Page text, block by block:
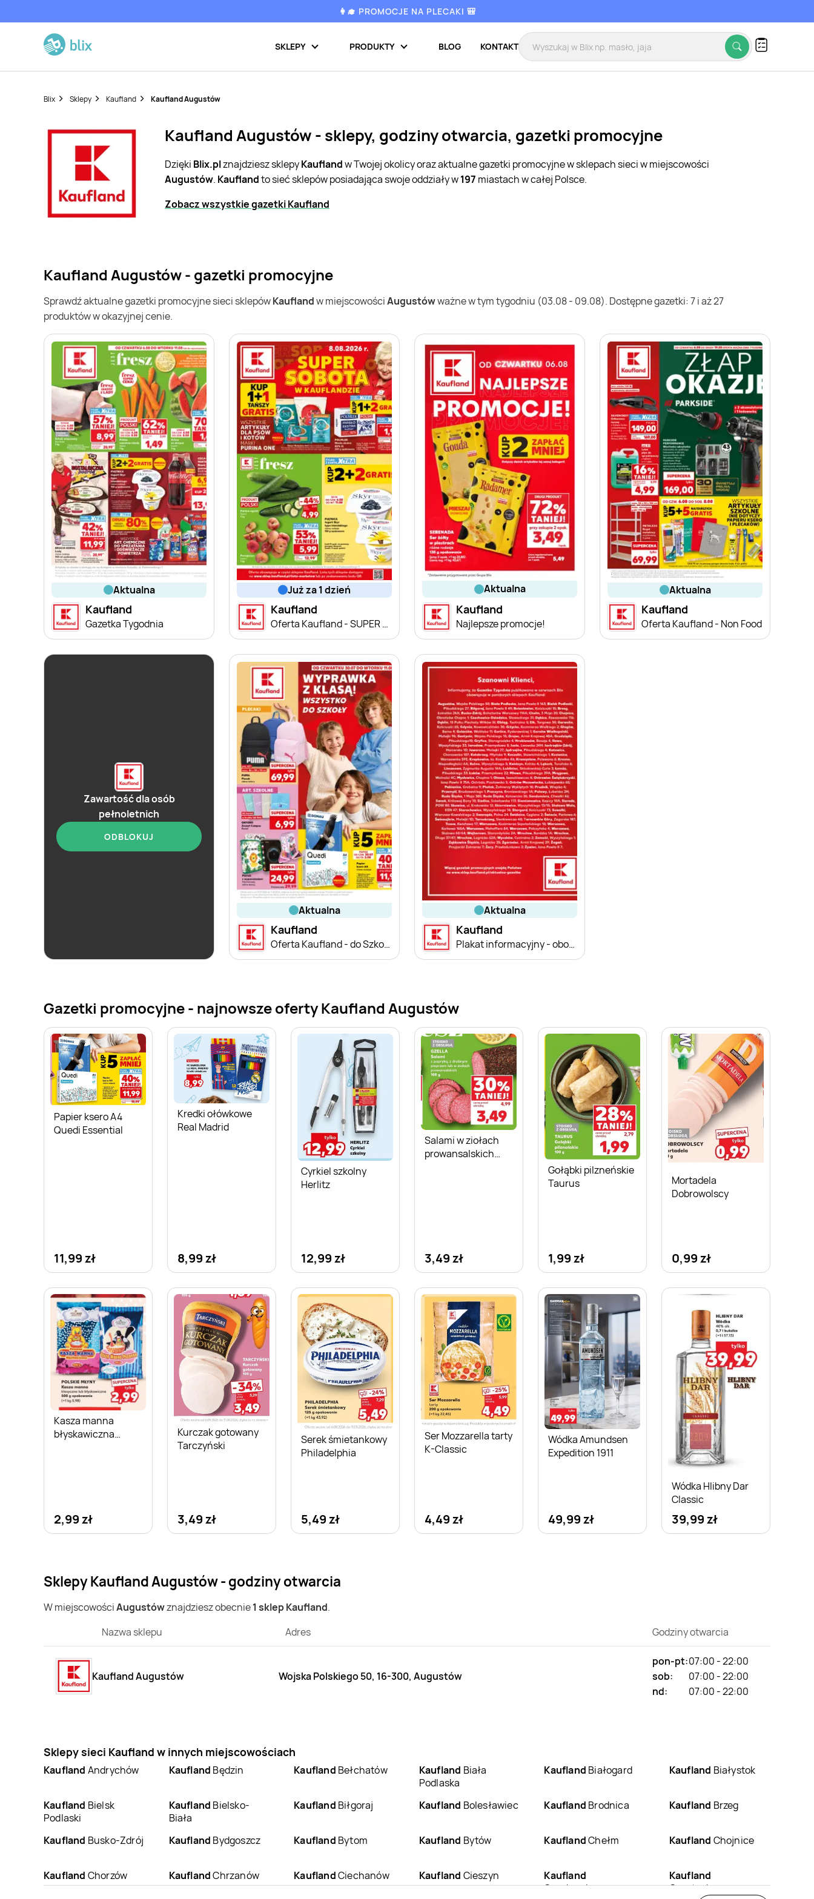
👩‍🎓 PROMOCJE NA PLECAKI 🎒
SKLEPY PRODUKTY BLOG KONTAKT
Blix Sklepy Kaufland Kaufland Augustów
Kaufland Augustów - sklepy, godziny otwarcia, gazetki promocyjne
Dzięki Blix.plznajdziesz sklepyKauflandw Twojej okolicy oraz aktualne gazetki promocyjne w sklepach sieci w miejscowości
Augustów. Kauflandto sieć sklepów posiadająca swoje oddziały w197 miastach w całej Polsce.
Zobacz wszystkie gazetki Kaufland
Kaufland Augustów - gazetki promocyjne
Sprawdź aktualne gazetki promocyjne sieci sklepówKauflandw miejscowościAugustówważne w tym tygodniu (03.08 - 09.08). Dostępne gazetki: 7 i aż 27
produktów w okazyjnej cenie.
aktualna
Kaufland
Gazetka Tygodnia
już za 1 dzień
Kaufland
Oferta Kaufland - SUPER SOBOTA
aktualna
Kaufland
Najlepsze promocje!
aktualna
Kaufland
Oferta Kaufland - Non Food
Zawartość dla osób
pełnoletnich
ODBLOKUJ
aktualna
Kaufland
Oferta Kaufland - do Szkoły!
aktualna
Kaufland
Plakat informacyjny - obowiązywanie gazetek
Gazetki promocyjne - najnowsze oferty Kaufland Augustów
Papier ksero A4
Quedi Essential
11,99 zł
Kredki ołówkowe
Real Madrid
8,99 zł
Cyrkiel szkolny
Herlitz
12,99 zł
Salami w ziołach
prowansalskich
3,49 zł
Gołąbki pilzneńskie
Taurus
1,99 zł
Mortadela
Dobrowolscy
0,99 zł
Kasza manna
błyskawiczna
2,99 zł
Kurczak gotowany
Tarczyński
3,49 zł
Serek śmietankowy
Philadelphia
5,49 zł
Ser Mozzarella tarty
K-Classic
4,49 zł
Wódka Amundsen
Expedition 1911
49,99 zł
Wódka Hlibny Dar
Classic
39,99 zł
Sklepy Kaufland Augustów - godziny otwarcia
W miejscowościAugustówznajdziesz obecnie1 sklep Kaufland.
Nazwa sklepu
Adres Godziny otwarcia
Kaufland Augustów Wojska Polskiego 50, 16-300, Augustów
pon-pt:07:00 - 22:00
sob:
07:00 - 22:00
nd:
07:00 - 22:00
Sklepy sieci Kaufland w innych miejscowościach
Kaufland Andrychów Kaufland Będzin Kaufland Bełchatów Kaufland Biała
Podlaska
Kaufland Białogard Kaufland Białystok
Kaufland Bielsk
Podlaski
Kaufland Bielsko-
Biała
Kaufland Biłgoraj Kaufland Bolesławiec Kaufland Brodnica Kaufland Brzeg
Kaufland Busko-Zdrój Kaufland Bydgoszcz Kaufland Bytom Kaufland Bytów KauflandChełm Kaufland Chojnice
Kaufland Chorzów KauflandChrzanów KauflandCiechanów Kaufland Cieszyn
Kaufland
Czechowice-
Kaufland
Częstochowa